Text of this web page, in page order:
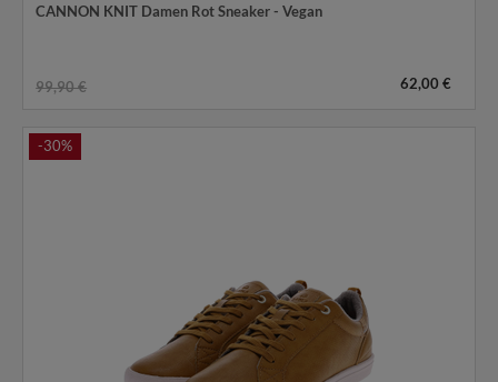
CANNON KNIT Damen Rot Sneaker - Vegan
99,90 € 62,00 €
-30%